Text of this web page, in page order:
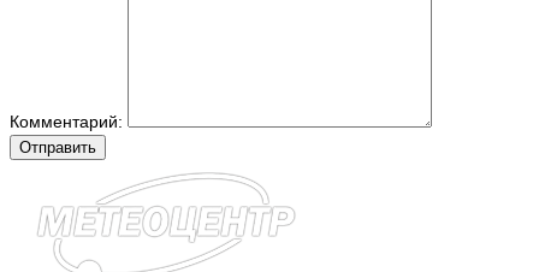
Комментарий:
Отправить